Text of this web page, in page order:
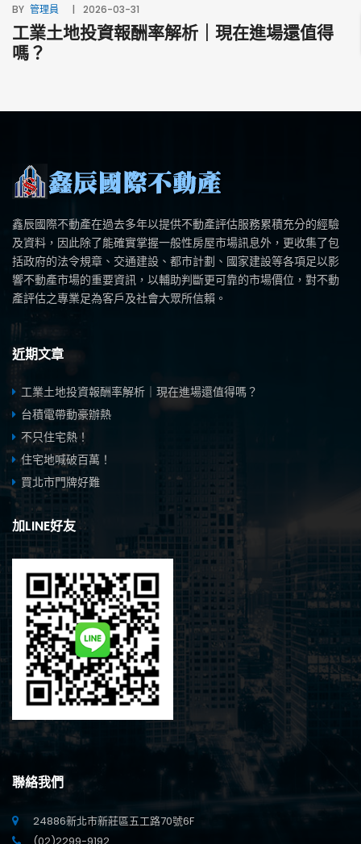
BY 管理員 2026-03-31
工業土地投資報酬率解析｜現在進場還值得
嗎？
鑫辰國際不動產在過去多年以提供不動產評估服務累積充分的經驗
及資料，因此除了能確實掌握一般性房屋市場訊息外，更收集了包
括政府的法令規章、交通建設、都市計劃、國家建設等各項足以影
響不動產市場的重要資訊，以輔助判斷更可靠的市場價位，對不動
產評估之專業足為客戶及社會大眾所信賴。
近期文章
工業土地投資報酬率解析｜現在進場還值得嗎？
台積電帶動豪辦熱
不只住宅熱！
住宅地喊破百萬！
買北市門牌好難
加LINE好友
聯絡我們
24886新北市新莊區五工路70號6F